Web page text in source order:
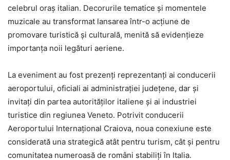
celebrul oraș italian. Decorurile tematice și momentele
muzicale au transformat lansarea într-o acțiune de
promovare turistică și culturală, menită să evidențieze
importanța noii legături aeriene.
La eveniment au fost prezenți reprezentanți ai conducerii
aeroportului, oficiali ai administrației județene, dar și
invitați din partea autorităților italiene și ai industriei
turistice din regiunea Veneto. Potrivit conducerii
Aeroportului Internațional Craiova, noua conexiune este
considerată una strategică atât pentru turism, cât și pentru
comunitatea numeroasă de români stabiliți în Italia.